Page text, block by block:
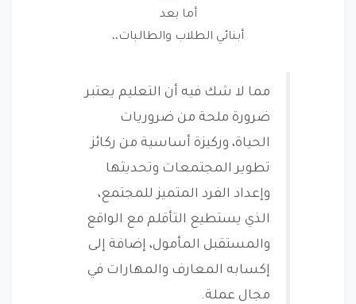
أما بعد
أبنائي الطلاب والطالبات،،
مما لا شك فيه أن التعليم يعتبر
ضرورة ملحة من ضروريات
الحياة، وركيزة أساسية من ركائز
تطوير المجتمعات وتحديثها
وإعداد الفرد المتميز للمجتمع،
الذي يستطيع التأقلم مع الواقع
والمستقبل المأمول، إضافة إلى
إكسابه المعارف والمهارات في
مجال عملة.